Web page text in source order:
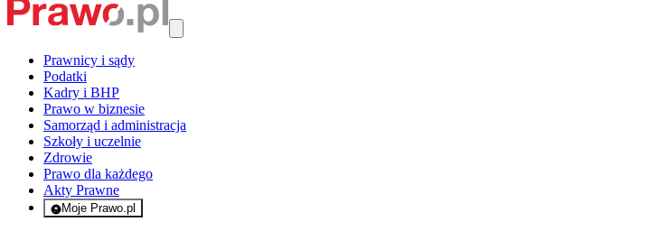
Prawnicy i sądy
Podatki
Kadry i BHP
Prawo w biznesie
Samorząd i administracja
Szkoły i uczelnie
Zdrowie
Prawo dla każdego
Akty Prawne
Moje Prawo.pl
- rejestracja i logowanie do serwisu